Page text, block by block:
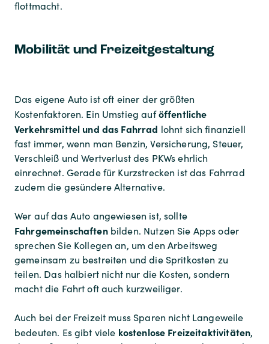
flottmacht.
Mobilität und Freizeitgestaltung
Das eigene Auto ist oft einer der größten
Kostenfaktoren. Ein Umstieg auföffentliche
Verkehrsmittel und das Fahrrad lohnt sich finanziell
fast immer, wenn man Benzin, Versicherung, Steuer,
Verschleiß und Wertverlust des PKWs ehrlich
einrechnet. Gerade für Kurzstrecken ist das Fahrrad
zudem die gesündere Alternative.
Wer auf das Auto angewiesen ist, sollte
Fahrgemeinschaftenbilden. Nutzen Sie Apps oder
sprechen Sie Kollegen an, um den Arbeitsweg
gemeinsam zu bestreiten und die Spritkosten zu
teilen. Das halbiert nicht nur die Kosten, sondern
macht die Fahrt oft auch kurzweiliger.
Auch bei der Freizeit muss Sparen nicht Langeweile
bedeuten. Es gibt viele kostenlose Freizeitaktivitäten,